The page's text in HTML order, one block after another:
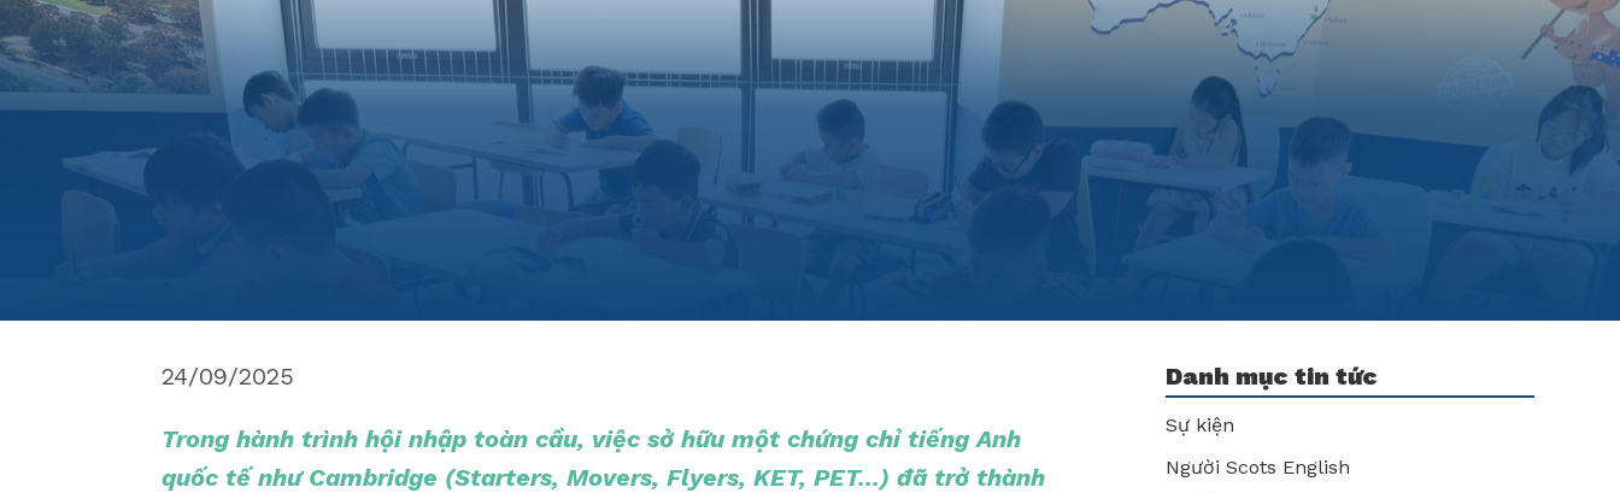
24/09/2025
Trong hành trình hội nhập toàn cầu, việc sở hữu một chứng chỉ tiếng Anh
quốc tế như Cambridge (Starters, Movers, Flyers, KET, PET...) đã trở thành
Danh mục tin tức
Sự kiện
Người Scots English